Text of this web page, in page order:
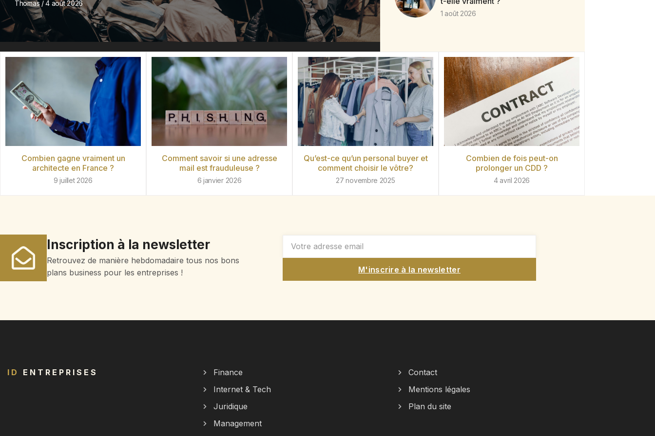
Thomas 4 août 2026
1 août 2026
Combien gagne vraiment un
architecte en France ?
9 juillet 2026
Comment savoir si une adresse
mail est frauduleuse ?
6 janvier 2026
Qu’est-ce qu’un personal buyer et
comment choisir le vôtre?
27 novembre 2025
Combien de fois peut-on
prolonger un CDD ?
4 avril 2026
Inscription à la newsletter
Retrouvez de manière hebdomadaire tous nos bons
plans business pour les entreprises !
M'inscrire à la newsletter
ID ENTREPRISES
Finance
Internet & Tech
Juridique
Management
Contact
Mentions légales
Plan du site